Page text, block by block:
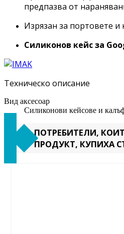
предпазва от
Изрязан за портовете и
Силиконов кейс за
Техническо описание
Вид аксесоар
Силиконови кейсове и
ПОТРЕБИТЕЛИ,
ПРОДУКТ, КУПИХА